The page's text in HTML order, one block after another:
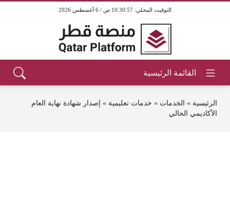
10:30:57 ص / 6 أغسطس 2026
الرئيسية » الخدمات » خدمات تعليمية » إصدار شهادة نهاية العام
الأكاديمي الحالي